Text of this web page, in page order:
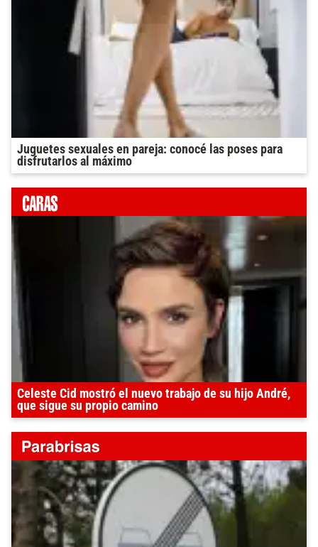
Juguetes sexuales en pareja: conocé las poses para
disfrutarlos al máximo
Celeste Cid mostró el nuevo trabajo de su hijo André,
que sigue su propio camino